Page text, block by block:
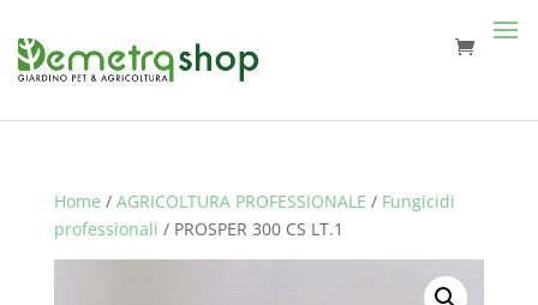
Home / AGRICOLTURA PROFESSIONALE / Fungicidi
professionali / PROSPER 300 CS LT.1